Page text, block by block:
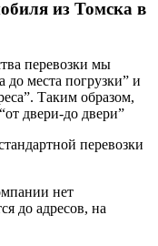
из Томска в
перевозки мы
до места погрузки” и
Таким образом,
двери-до двери”
перевозки
нет
до адресов, на